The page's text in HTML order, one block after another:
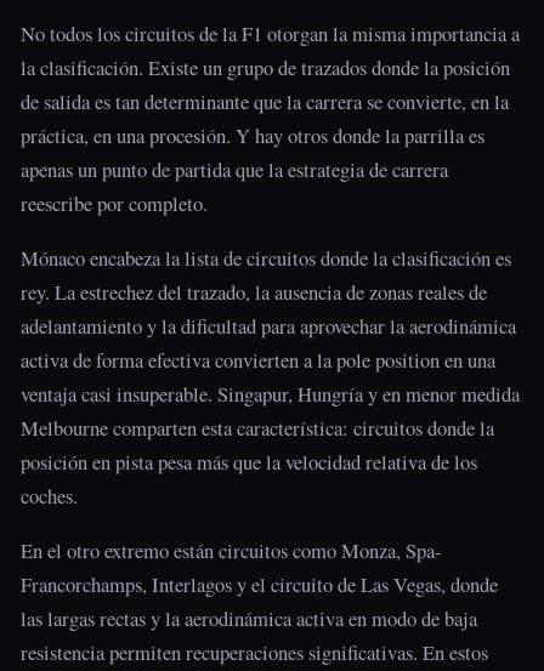
No todos los circuitos de la F1 otorgan la misma importancia a
la clasificación. Existe un grupo de trazados donde la posición
de salida es tan determinante que la carrera se convierte, en la
práctica, en una procesión. Y hay otros donde la parrilla es
apenas un punto de partida que la estrategia de carrera
reescribe por completo.
Mónaco encabeza la lista de circuitos donde la clasificación es
rey. La estrechez del trazado, la ausencia de zonas reales de
adelantamiento y la dificultad para aprovechar la aerodinámica
activa de forma efectiva convierten a la pole position en una
ventaja casi insuperable. Singapur, Hungría y en menor medida
Melbourne comparten esta característica: circuitos donde la
posición en pista pesa más que la velocidad relativa de los
coches.
En el otro extremo están circuitos como Monza, Spa-
Francorchamps, Interlagos y el circuito de Las Vegas, donde
las largas rectas y la aerodinámica activa en modo de baja
resistencia permiten recuperaciones significativas. En estos